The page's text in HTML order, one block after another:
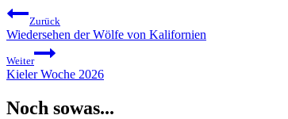
Beitragsnavigation
Zurück
Wiedersehen der Wölfe von Kalifornien
Weiter
Kieler Woche 2026
Noch sowas...